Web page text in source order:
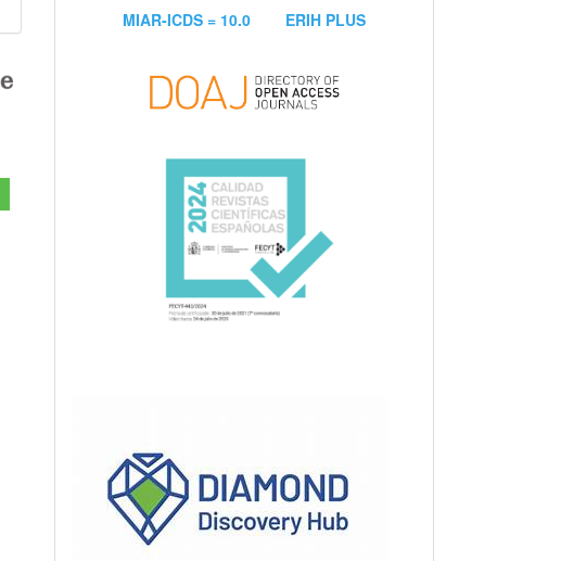
MIAR-ICDS = 10.0
ERIH PLUS